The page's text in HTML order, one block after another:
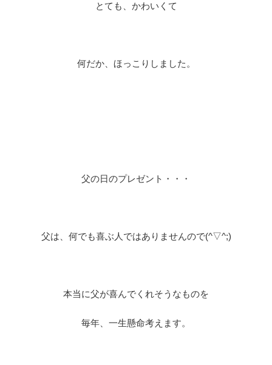
とても、かわいくて
何だか、ほっこりしました。
父の日のプレゼント・・・
父は、何でも喜ぶ人ではありませんので(^▽^;)
本当に父が喜んでくれそうなものを
毎年、一生懸命考えます。